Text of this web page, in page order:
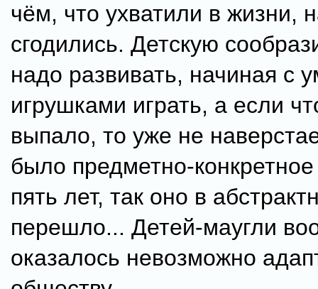
чём, что ухватили в жизни,
сгодились. Детскую
надо развивать, начиная с
игрушками играть, а если
выпало, то уже не
было предметно-
пять лет, так оно в
перешло... Детей-маугли
оказалось невозможно